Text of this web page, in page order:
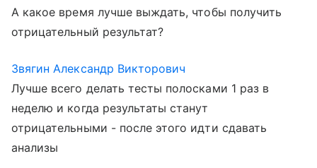
А какое время лучше выждать, чтобы получить
отрицательный результат?
Звягин Александр Викторович
Лучше всего делать тесты полосками 1 раз в
неделю и когда результаты станут
отрицательными - после этого идти сдавать
анализы